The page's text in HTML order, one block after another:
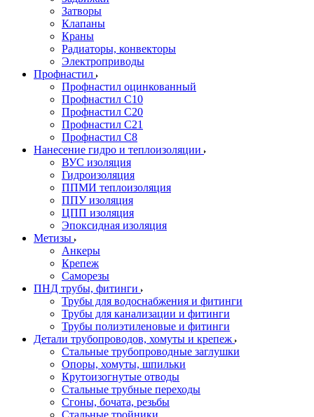
Затворы
Клапаны
Краны
Радиаторы, конвекторы
Электроприводы
Профнастил
Профнастил оцинкованный
Профнастил С10
Профнастил С20
Профнастил С21
Профнастил С8
Нанесение гидро и теплоизоляции
ВУС изоляция
Гидроизоляция
ППМИ теплоизоляция
ППУ изоляция
ЦПП изоляция
Эпоксидная изоляция
Метизы
Анкеры
Крепеж
Саморезы
ПНД трубы, фитинги
Трубы для водоснабжения и фитинги
Трубы для канализации и фитинги
Трубы полиэтиленовые и фитинги
Детали трубопроводов, хомуты и крепеж
Стальные трубопроводные заглушки
Опоры, хомуты, шпильки
Крутоизогнутые отводы
Стальные трубные переходы
Сгоны, бочата, резьбы
Стальные тройники